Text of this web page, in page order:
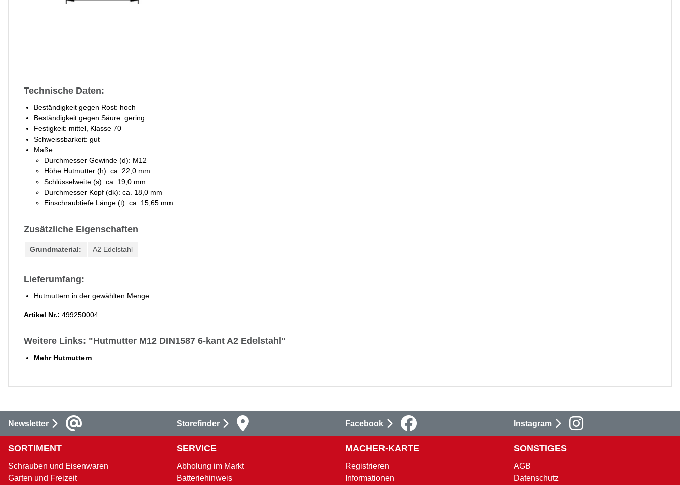
Technische Daten:
Beständigkeit gegen Rost: hoch
Beständigkeit gegen Säure: gering
Festigkeit: mittel, Klasse 70
Schweissbarkeit: gut
Maße:
Durchmesser Gewinde (d): M12
Höhe Hutmutter (h): ca. 22,0 mm
​Schlüsselweite (s): ca. 19,0 mm
Durchmesser Kopf (dk): ca. 18,0 mm
Einschraubtiefe Länge (t): ca. 15,65 mm
Zusätzliche Eigenschaften
Grundmaterial: A2 Edelstahl
Lieferumfang:
Hutmuttern in der gewählten Menge
Artikel Nr.: 499250004
Weitere Links: "Hutmutter M12 DIN1587 6-kant A2 Edelstahl"
Mehr Hutmuttern
Newsletter Storefinder Facebook Instagram
SORTIMENT
Schrauben und Eisenwaren
Garten und Freizeit
SERVICE
Abholung im Markt
Batteriehinweis
MACHER-KARTE
Registrieren
Informationen
SONSTIGES
AGB
Datenschutz